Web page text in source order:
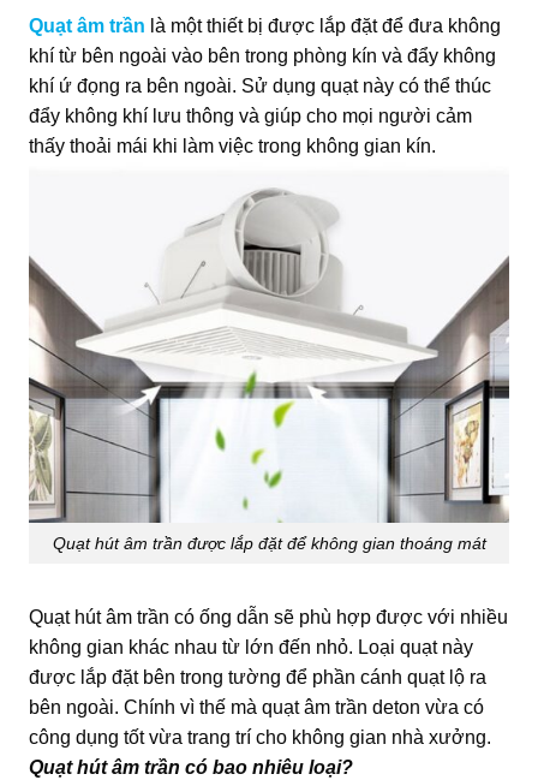
Quạt âm trần là một thiết bị được lắp đặt để đưa không
khí từ bên ngoài vào bên trong phòng kín và đẩy không
khí ứ đọng ra bên ngoài. Sử dụng quạt này có thể thúc
đẩy không khí lưu thông và giúp cho mọi người cảm
thấy thoải mái khi làm việc trong không gian kín.
Quạt hút âm trần được lắp đặt để không gian thoáng mát
Quạt hút âm trần có ống dẫn sẽ phù hợp được với nhiều
không gian khác nhau từ lớn đến nhỏ. Loại quạt này
được lắp đặt bên trong tường để phần cánh quạt lộ ra
bên ngoài. Chính vì thế mà quạt âm trần deton vừa có
công dụng tốt vừa trang trí cho không gian nhà xưởng.
Quạt hút âm trần có bao nhiêu loại?